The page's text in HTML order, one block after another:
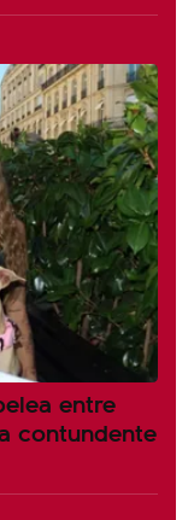
entre
contundente